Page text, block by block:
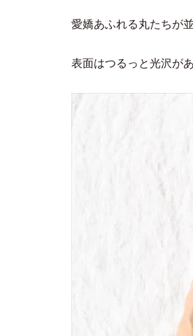
愛嬌あふれる丸たちが
表面はつるっと光沢が